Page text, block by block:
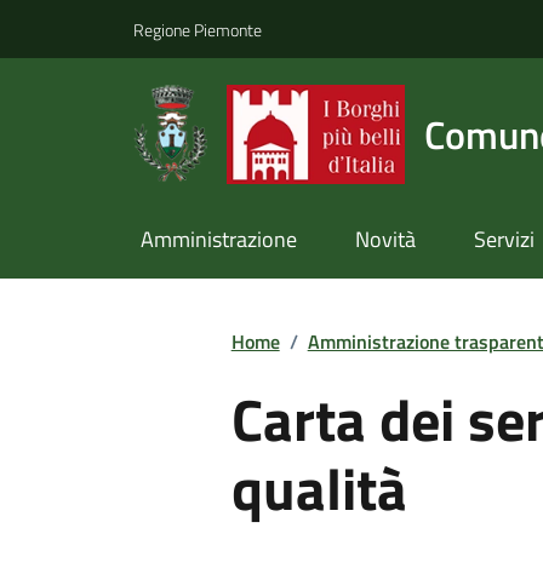
Regione Piemonte
Amministrazione Novità Servizi
Home / Amministrazione
Carta dei
qualità